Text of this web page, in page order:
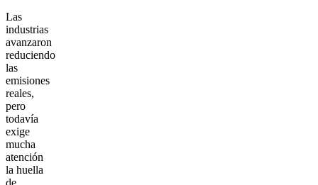
Las
industrias
avanzaron
reduciendo
las
emisiones
reales,
pero
todavía
exige
mucha
atención
la huella